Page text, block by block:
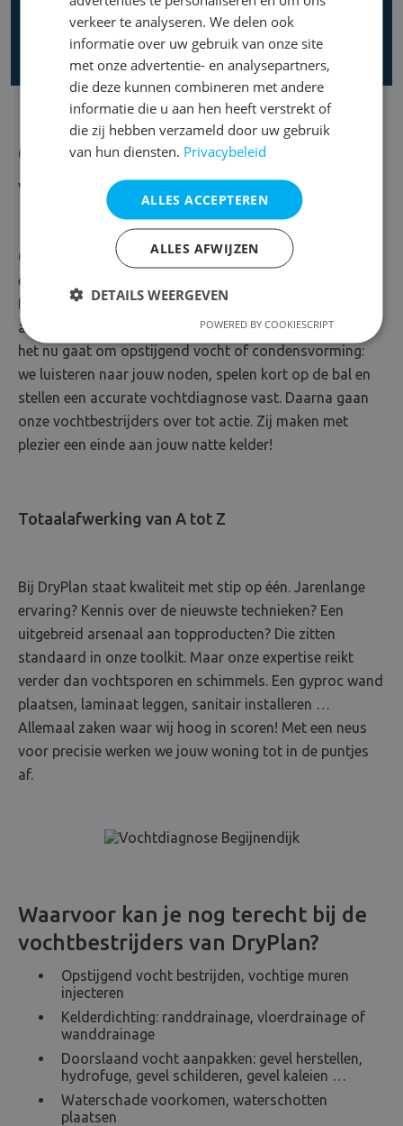
Over DryPlan
Vol overgave voor vochtbestrijding
Oplossingsgericht, communicatief en veel goesting om
elk vochtprobleem aan te pakken. Maak kennis met
DryPlan, vochtspecialist uit Mechelen. Hier gaat gericht
advies hand in hand met een waterdichte oplossing. Of
het nu gaat om opstijgend vocht of condensvorming:
we luisteren naar jouw noden, spelen kort op de bal en
stellen een accurate vochtdiagnose vast. Daarna gaan
onze vochtbestrijders over tot actie. Zij maken met
plezier een einde aan jouw natte kelder!
Totaalafwerking van A tot Z
Bij DryPlan staat kwaliteit met stip op één. Jarenlange
ervaring? Kennis over de nieuwste technieken? Een
uitgebreid arsenaal aan topproducten? Die zitten
standaard in onze toolkit. Maar onze expertise reikt
verder dan vochtsporen en schimmels. Een gyproc wand
plaatsen, laminaat leggen, sanitair installeren …
Allemaal zaken waar wij hoog in scoren! Met een neus
voor precisie werken we jouw woning tot in de puntjes
af.
Waarvoor kan je nog terecht bij de
vochtbestrijders van DryPlan?
Opstijgend vocht bestrijden, vochtige muren
injecteren
Kelderdichting: randdrainage, vloerdrainage of
wanddrainage
Doorslaand vocht aanpakken: gevel herstellen,
hydrofuge, gevel schilderen, gevel kaleien …
Waterschade voorkomen, waterschotten
plaatsen
verkeer te analyseren. We delen ook
informatie over uw gebruik van onze site
met onze advertentie- en analysepartners,
die deze kunnen combineren met andere
informatie die u aan hen heeft verstrekt of
die zij hebben verzameld door uw gebruik
van hun diensten. Privacybeleid
ALLES ACCEPTEREN
ALLES AFWIJZEN
DETAILS WEERGEVEN
POWERED BY COOKIESCRIPT